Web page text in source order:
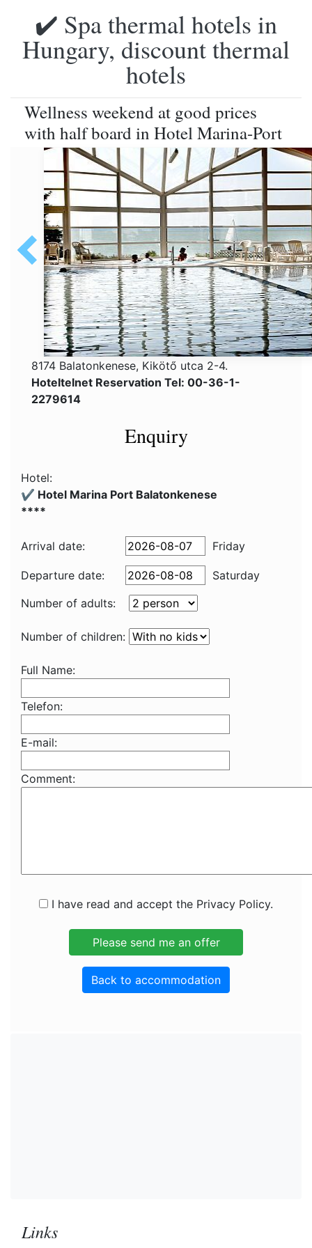
✔️ Spa thermal hotels in
Hungary, discount thermal
hotels
Wellness weekend at good prices
with half board in Hotel Marina-Port
8174 Balatonkenese, Kikötő utca 2-4.
Hoteltelnet Reservation Tel: 00-36-1-
2279614
Enquiry
Hotel:
✔️ Hotel Marina Port Balatonkenese
****
Arrival date: Friday
Departure date:
Saturday
Number of adults:
Number of children:
Full Name:
Telefon:
E-mail:
Comment:
I have read and accept the Privacy Policy.
Back to accommodation
Links